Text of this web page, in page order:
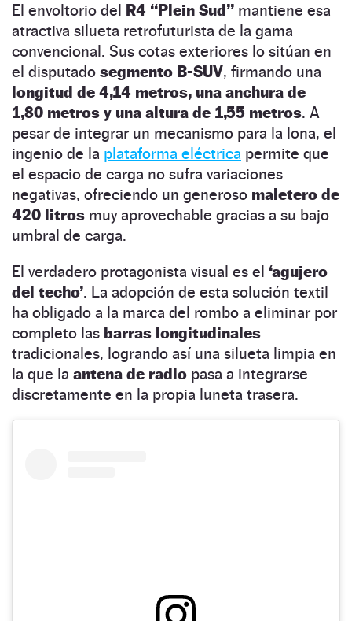
El envoltorio del R4 “Plein Sud” mantiene esa
atractiva silueta retrofuturista de la gama
convencional. Sus cotas exteriores lo sitúan en
el disputado segmento B-SUV, firmando una
longitud de 4,14 metros, una anchura de
1,80 metros y una altura de 1,55 metros. A
pesar de integrar un mecanismo para la lona, el
ingenio de la plataforma eléctrica permite que
el espacio de carga no sufra variaciones
negativas, ofreciendo un generoso maletero de
420 litros muy aprovechable gracias a su bajo
umbral de carga.
El verdadero protagonista visual es el ‘agujero
del techo’. La adopción de esta solución textil
ha obligado a la marca del rombo a eliminar por
completo las barras longitudinales
tradicionales, logrando así una silueta limpia en
la que la antena de radio pasa a integrarse
discretamente en la propia luneta trasera.